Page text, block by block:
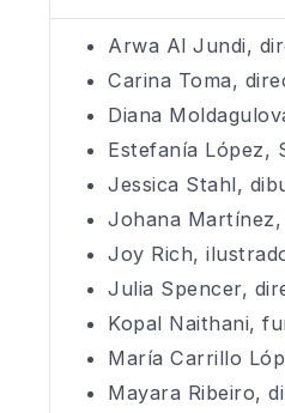
Arwa Al Jundi,
Carina Toma,
Diana
Estefanía López,
Jessica Stahl,
Johana
Joy Rich,
Julia Spencer,
Kopal Naithani,
María Carrillo
Mayara Ribeiro,